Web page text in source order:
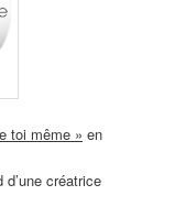
toi même » en
d’une créatrice